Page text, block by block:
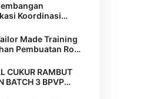
Koordinasi
di Lembaga
Perempuan
Made Training
Pembuatan Roti
BPVP
Disnaker
di LPK Mustika
CUKUR RAMBUT
BATCH 3 BPVP